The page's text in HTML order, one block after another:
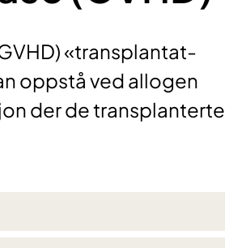
«transplantat-
oppstå ved allogen
der de transplanterte